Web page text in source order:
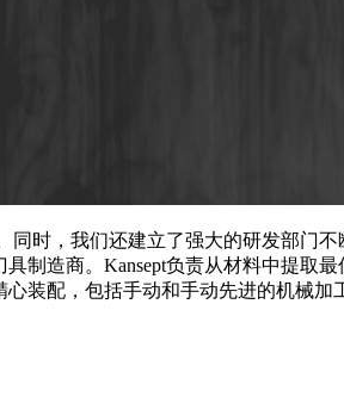
同时，我们还建立了强大的研发部
制造商。Kansept负责从材料中提取
装配，包括手动和手动先进的机械加